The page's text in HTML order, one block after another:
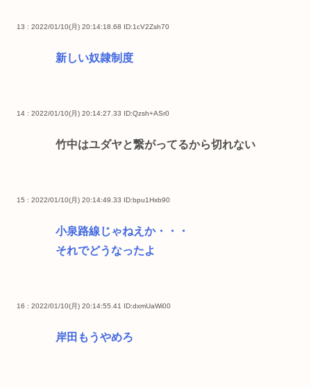
13 : 2022/01/10(月) 20:14:18.68 ID:1cV2Zsh70
新しい奴隷制度
14 : 2022/01/10(月) 20:14:27.33 ID:Qzsh+ASr0
竹中はユダヤと繋がってるから切れない
15 : 2022/01/10(月) 20:14:49.33 ID:bpu1Hxb90
小泉路線じゃねえか・・・
それでどうなったよ
16 : 2022/01/10(月) 20:14:55.41 ID:dxmUaWi00
岸田もうやめろ